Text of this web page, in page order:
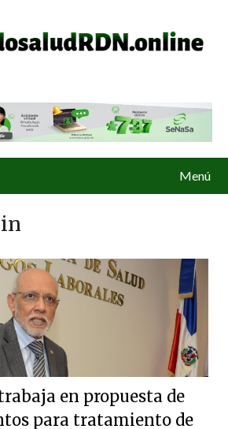
Menú
en propuesta de
para tratamiento de